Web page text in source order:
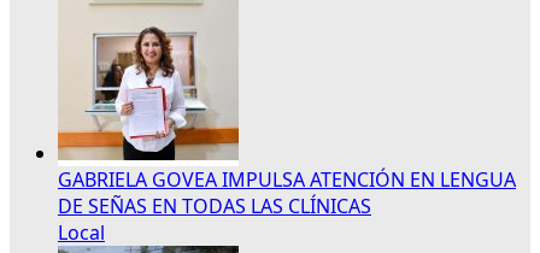
GABRIELA GOVEA IMPULSA ATENCIÓN EN LENGUA
DE SEÑAS EN TODAS LAS CLÍNICAS
Local